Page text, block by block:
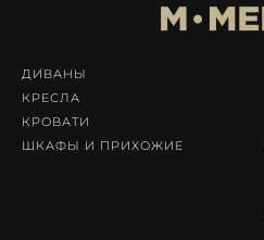
ДИВАНЫ
КРЕСЛА
КРОВАТИ
ШКАФЫ И ПРИХОЖИЕ